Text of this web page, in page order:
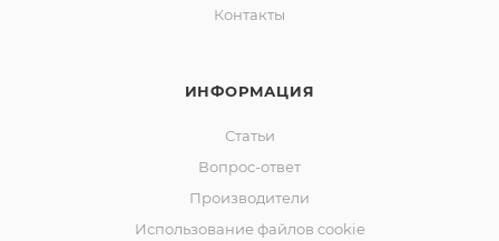
Контакты
ИНФОРМАЦИЯ
Статьи
Вопрос-ответ
Производители
Использование файлов cookie